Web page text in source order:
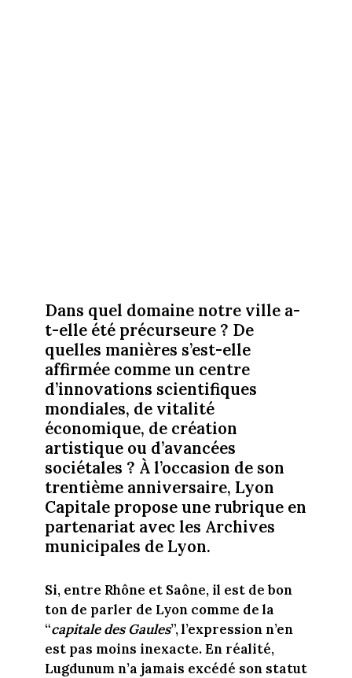
Dans quel domaine notre ville a-
t-elle été précurseure ? De
quelles manières s’est-elle
affirmée comme un centre
d’innovations scientifiques
mondiales, de vitalité
économique, de création
artistique ou d’avancées
sociétales ? À l’occasion de son
trentième anniversaire, Lyon
Capitale propose une rubrique en
partenariat avec les Archives
municipales de Lyon.
Si, entre Rhône et Saône, il est de bon
ton de parler de Lyon comme de la
“capitale des Gaules”, l’expression n’en
est pas moins inexacte. En réalité,
Lugdunum n’a jamais excédé son statut